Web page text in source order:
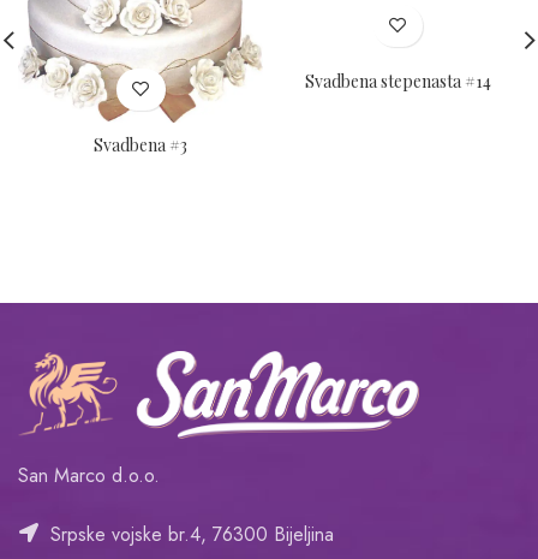
Svadbena #3
Svadbena stepenasta #14
San Marco d.o.o.
Srpske vojske br.4, 76300 Bijeljina